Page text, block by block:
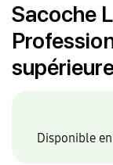
Sacoche
Disponible